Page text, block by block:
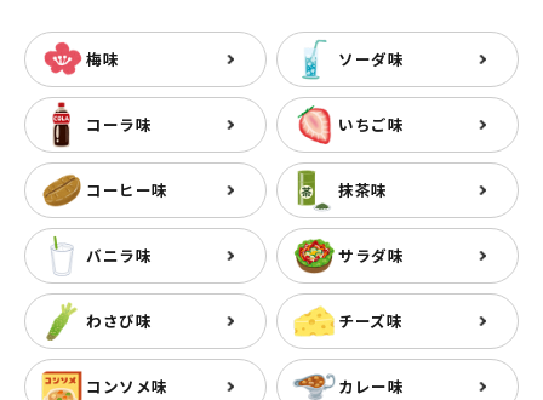
梅味 ソーダ味
コーラ味 いちご味
コーヒー味 抹茶味
バニラ味 サラダ味
わさび味 チーズ味
コンソメ味 カレー味